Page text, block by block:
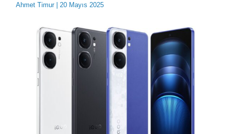
Ahmet Timur| 20 Mayıs 2025